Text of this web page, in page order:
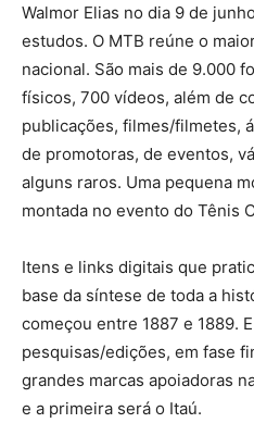
Walmor Elias no dia 9 de
estudos. O MTB reúne o
nacional. São mais de 9.000
físicos, 700 vídeos, além de
publicações, filmes/filmetes,
de promotoras, de eventos,
alguns raros. Uma pequena
montada no evento do Tênis
Itens e links digitais que
base da síntese de toda a
começou entre 1887 e 1889.
pesquisas/edições, em fase
grandes marcas apoiadoras
e a primeira será o Itaú.